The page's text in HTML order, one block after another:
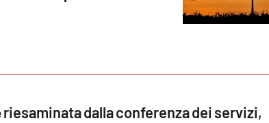
riesaminata dalla conferenza dei servizi,